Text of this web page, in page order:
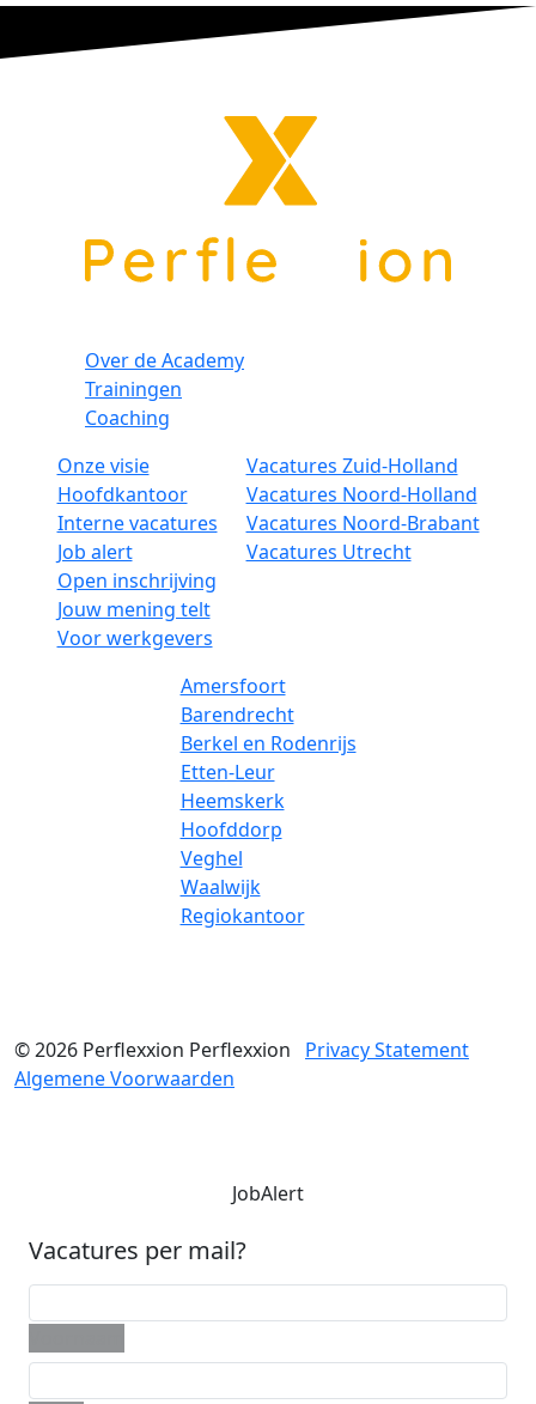
Over de Academy
Trainingen
Coaching
Onze visie
Hoofdkantoor
Interne vacatures
Job alert
Open inschrijving
Jouw mening telt
Voor werkgevers
Vacatures Zuid-Holland
Vacatures Noord-Holland
Vacatures Noord-Brabant
Vacatures Utrecht
Amersfoort
Barendrecht
Berkel en Rodenrijs
Etten-Leur
Heemskerk
Hoofddorp
Veghel
Waalwijk
Regiokantoor
© 2026 Perflexxion Perflexxion
Privacy Statement
Algemene Voorwaarden
JobAlert
Vacatures per mail?